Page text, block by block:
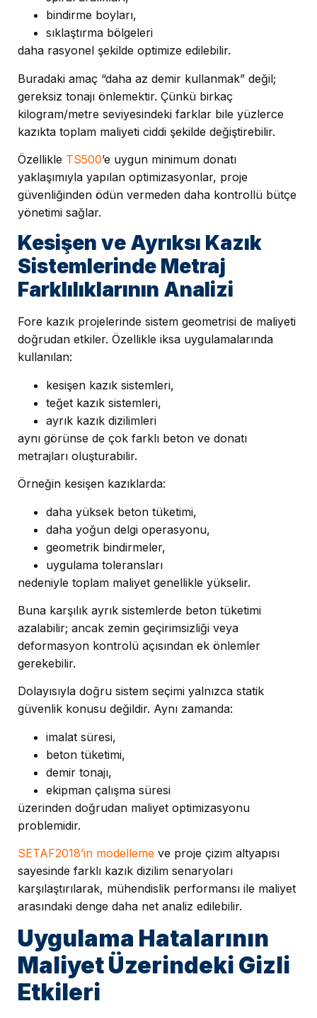
bindirme boyları,
sıklaştırma bölgeleri
daha rasyonel şekilde optimize edilebilir.
Buradaki amaç “daha az demir kullanmak” değil;
gereksiz tonajı önlemektir. Çünkü birkaç
kilogram/metre seviyesindeki farklar bile yüzlerce
kazıkta toplam maliyeti ciddi şekilde değiştirebilir.
Özellikle TS500’e uygun minimum donatı
yaklaşımıyla yapılan optimizasyonlar, proje
güvenliğinden ödün vermeden daha kontrollü bütçe
yönetimi sağlar.
Kesişen ve Ayrıksı Kazık
Sistemlerinde Metraj
Farklılıklarının Analizi
Fore kazık projelerinde sistem geometrisi de maliyeti
doğrudan etkiler. Özellikle iksa uygulamalarında
kullanılan:
kesişen kazık sistemleri,
teğet kazık sistemleri,
ayrık kazık dizilimleri
aynı görünse de çok farklı beton ve donatı
metrajları oluşturabilir.
Örneğin kesişen kazıklarda:
daha yüksek beton tüketimi,
daha yoğun delgi operasyonu,
geometrik bindirmeler,
uygulama toleransları
nedeniyle toplam maliyet genellikle yükselir.
Buna karşılık ayrık sistemlerde beton tüketimi
azalabilir; ancak zemin geçirimsizliği veya
deformasyon kontrolü açısından ek önlemler
gerekebilir.
Dolayısıyla doğru sistem seçimi yalnızca statik
güvenlik konusu değildir. Aynı zamanda:
imalat süresi,
beton tüketimi,
demir tonajı,
ekipman çalışma süresi
üzerinden doğrudan maliyet optimizasyonu
problemidir.
SETAF2018’in modelleme ve proje çizim altyapısı
sayesinde farklı kazık dizilim senaryoları
karşılaştırılarak, mühendislik performansı ile maliyet
arasındaki denge daha net analiz edilebilir.
Uygulama Hatalarının
Maliyet Üzerindeki Gizli
Etkileri